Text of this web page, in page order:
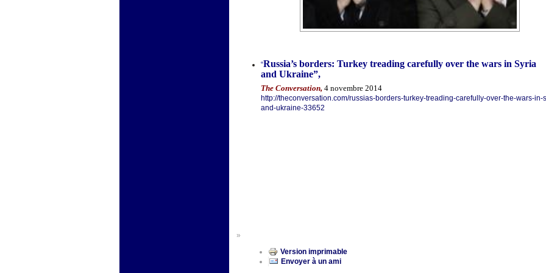
“Russia’s borders: Turkey treading carefully over the wars in Syria
and Ukraine”,
The Conversation, 4 novembre 2014
http://theconversation.com/russias-borders-turkey-treading-carefully-over-the-wars-in-
and-ukraine-33652
»
Version imprimable
Envoyer à un ami